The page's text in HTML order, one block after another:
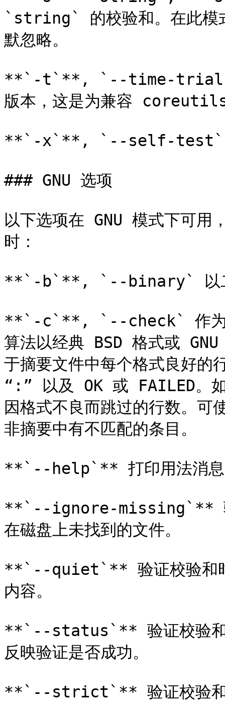
`string` 的校验和。在此模
默忽略。
**`-t`**, `--time-trial` 运
版本，这是为兼容
**`-x`**, `--self-test` 运
### GNU 选项
以下选项在 GNU 模式下可用
时：
**`-b`**, `--binary` 以二
**`-c`**, `--check` 作为参
算法以经典 BSD 格式或
于摘要文件中每个格式良好的
“:” 以及 OK 或 FAILED。如
因格式不良而跳过的行数。
非摘要中有不匹配的条目。
**`--help`** 打印用法消息
**`--ignore-missing`** 验
在磁盘上未找到的文件。
**`--quiet`** 验证校验和时
内容。
**`--status`** 验证校验和时
反映验证是否成功。
**`--strict`** 验证校验和时